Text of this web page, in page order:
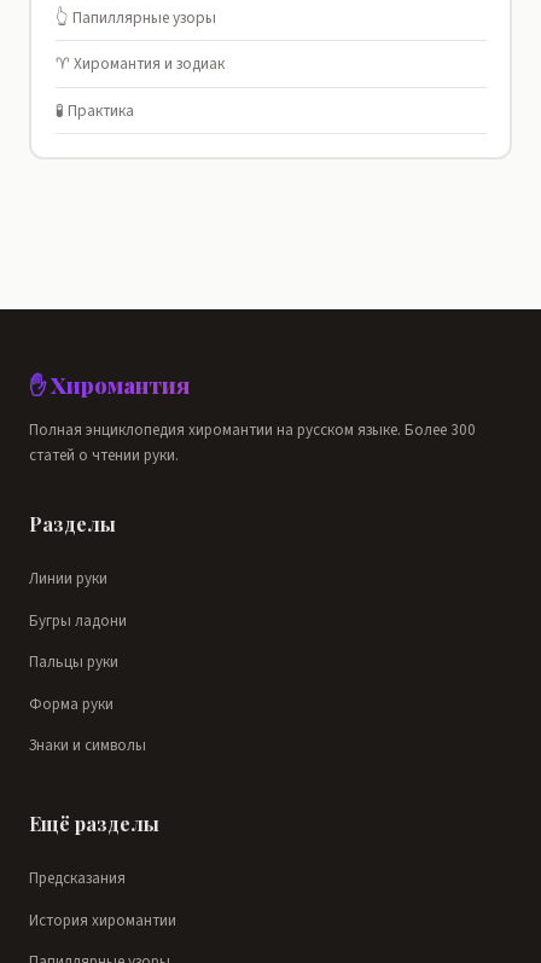
👆 Папиллярные узоры
♈ Хиромантия и зодиак
🧪 Практика
✋ Хиромантия
Полная энциклопедия хиромантии на русском языке. Более 300
статей о чтении руки.
Разделы
Линии руки
Бугры ладони
Пальцы руки
Форма руки
Знаки и символы
Ещё разделы
Предсказания
История хиромантии